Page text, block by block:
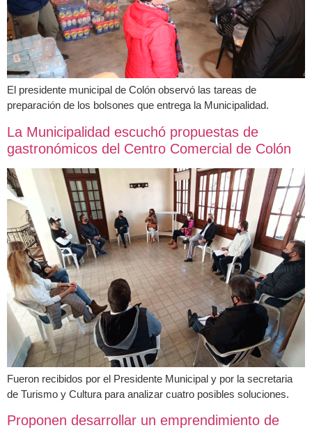
El presidente municipal de Colón observó las tareas de
preparación de los bolsones que entrega la Municipalidad.
La Municipalidad escuchó propuestas de
gastronómicos del Centro Comercial de Colón
Fueron recibidos por el Presidente Municipal y por la secretaria
de Turismo y Cultura para analizar cuatro posibles soluciones.
Proponen desarrollar un emprendimiento de